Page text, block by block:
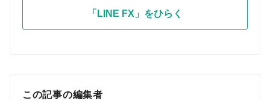
「LINE FX」をひらく
この記事の編集者